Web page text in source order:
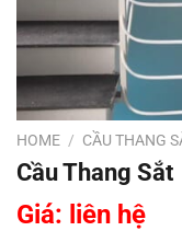
HOME / CẦU THANG
Cầu Thang Sắt
Giá: liên hệ